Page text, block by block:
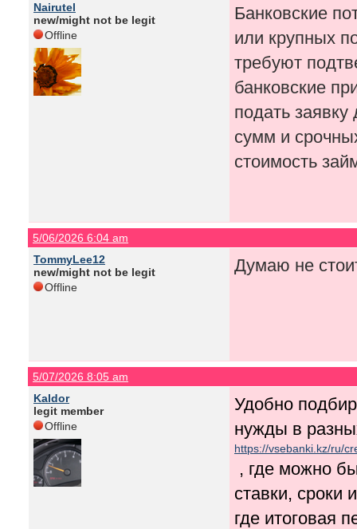
Nairutel
new/might not be legit
Offline
Банковские
или крупных
требуют
банковские
подать
сумм и
стоимость
5/06/2026 6:04 am
TommyLee12
new/might not be legit
Offline
Думаю не
5/07/2026 8:05 am
Kaldor
legit member
Offline
Удобно
нужды в
https://vsebanki.kz/ru/
, где можно
ставки, сроки
где итоговая